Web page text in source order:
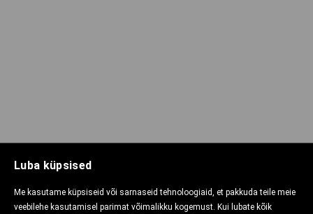
Luba küpsised
Me kasutame küpsiseid või sarnaseid tehnoloogiaid, et pakkuda teile meie
veebilehe kasutamisel parimat võimalikku kogemust. Kui lubate kõik